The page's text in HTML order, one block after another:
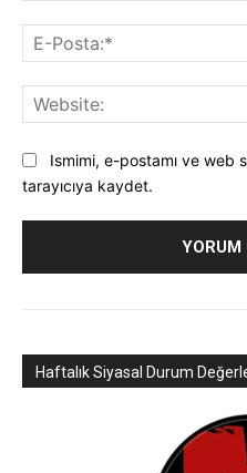
Ismimi, e-postamı ve web
tarayıcıya kaydet.
Haftalık Siyasal Durum